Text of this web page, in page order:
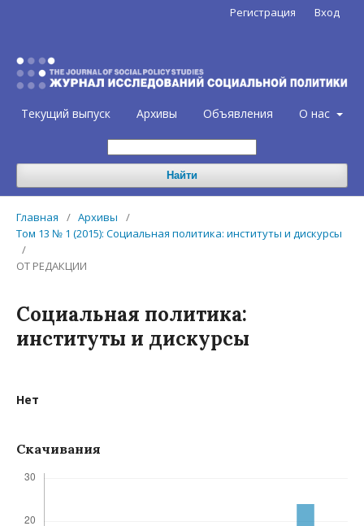
Текущий выпуск Архивы Объявления О нас
Найти
Регистрация Вход
Главная / Архивы
/
Том 13 № 1 (2015): Социальная политика: институты и дискурсы
/
ОТ РЕДАКЦИИ
Социальная политика:
институты и дискурсы
Нет
Скачивания